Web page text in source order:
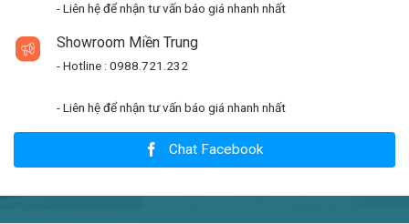
- Liên hệ để nhận tư vấn báo giá nhanh nhất
Showroom Miền Trung
- Hotline : 0988.721.232
- Liên hệ để nhận tư vấn báo giá nhanh nhất
Chat Facebook